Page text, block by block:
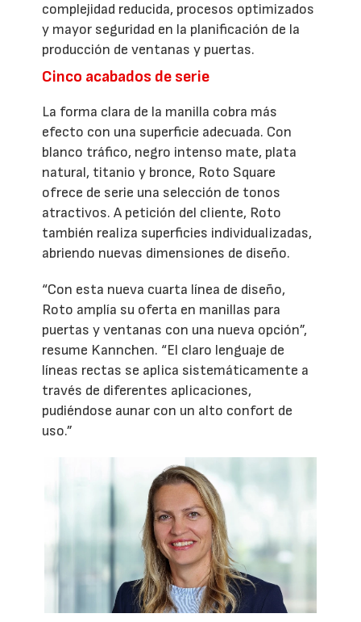
complejidad reducida, procesos optimizados
y mayor seguridad en la planificación de la
producción de ventanas y puertas.
Cinco acabados de serie
La forma clara de la manilla cobra más
efecto con una superficie adecuada. Con
blanco tráfico, negro intenso mate, plata
natural, titanio y bronce, Roto Square
ofrece de serie una selección de tonos
atractivos. A petición del cliente, Roto
también realiza superficies individualizadas,
abriendo nuevas dimensiones de diseño.
“Con esta nueva cuarta línea de diseño,
Roto amplía su oferta en manillas para
puertas y ventanas con una nueva opción”,
resume Kannchen. “El claro lenguaje de
líneas rectas se aplica sistemáticamente a
través de diferentes aplicaciones,
pudiéndose aunar con un alto confort de
uso.”